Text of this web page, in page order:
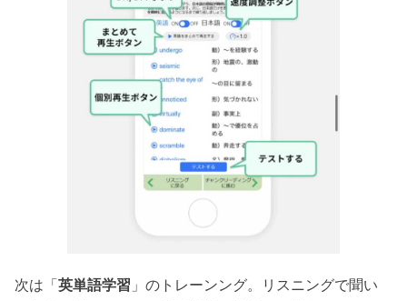
次は「英単語学習 」のトレーンング。リスニングで聞い